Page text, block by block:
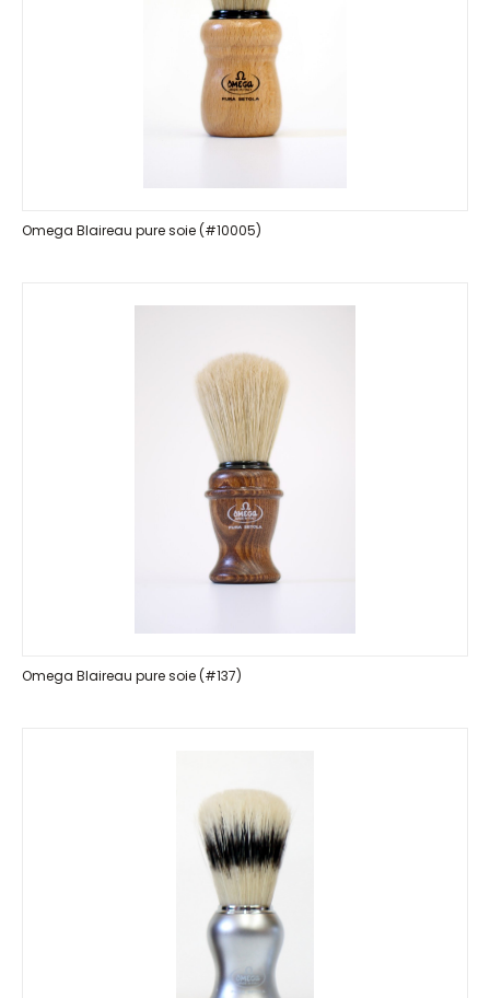
Omega Blaireau pure soie (#10005)
Omega Blaireau pure soie (#137)